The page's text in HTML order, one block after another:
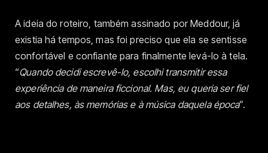
A ideia do roteiro, também assinado por Meddour, já
existia há tempos, mas foi preciso que ela se sentisse
confortável e confiante para finalmente levá-lo à tela.
“Quando decidi escrevê-lo, escolhi transmitir essa
experiência de maneira ficcional. Mas, eu queria ser fiel
aos detalhes, às memórias e à música daquela época”.